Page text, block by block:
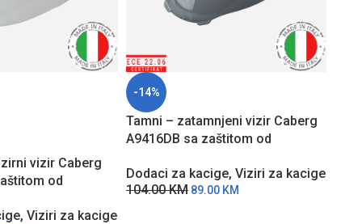
vizir Caberg
od
, Viziri za kacige
-14%
Tamni – zatamnjeni vizir Caberg
A9416DB sa zaštitom od
kaciga
Dodaci za kacige, Viziri za kacige
104.00KM 89.00 KM